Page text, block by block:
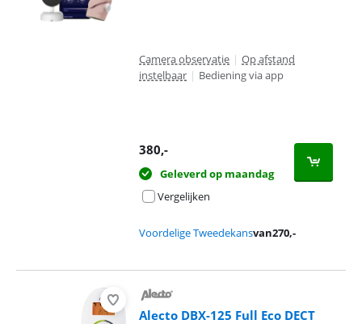
Camera observatie | Op afstand
instelbaar | Bediening via app
380,-
Geleverd op maandag
Vergelijken
Voordelige Tweedekansvan270,-
Alecto DBX-125 Full Eco DECT